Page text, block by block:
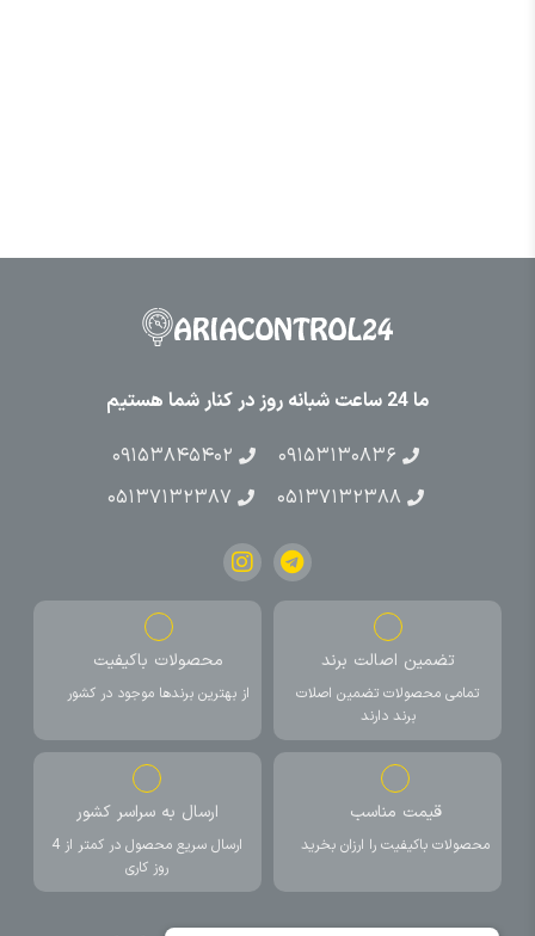
ما 24 ساعت شبانه روز در کنار شما هستیم
۰۹۱۵۳۱۳۰۸۳۶
۰۹۱۵۳۸۴۵۴۰۲
۰۵۱۳۷۱۳۲۳۸۸
۰۵۱۳۷۱۳۲۳۸۷
تضمین اصالت برند
تمامی محصولات تضمین اصلات
برند دارند
محصولات باکیفیت
از بهترین برندها موجود در کشور
قیمت مناسب
محصولات باکیفیت را ارزان بخرید
ارسال به سراسر کشور
ارسال سریع محصول در کمتر از 4
روز کاری